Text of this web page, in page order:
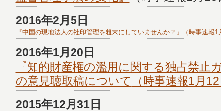
2016年2月5日
『中国の現地法人の社印管理を粗末にしていませんか？ 』 （時事速報
2016年1月20日
『知的財産権の濫用に関する独占禁止
の意見聴取稿について （時事速報1月
2015年12月31日